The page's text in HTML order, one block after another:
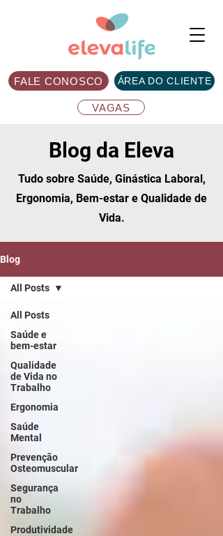
ÁREA DO CLIENTE
VAGAS
FALE CONOSCO
Blog da Eleva
Tudo sobre Saúde, Ginástica Laboral,
Ergonomia, Bem-estar e Qualidade de
Vida.
Blog
All Posts
Saúde e
bem-estar
Qualidade
de Vida no
Trabalho
Ergonomia
Saúde
Mental
Prevenção
Osteomuscular
Segurança
no
Trabalho
Produtividade
All Posts